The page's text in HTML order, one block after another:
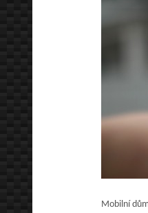
Mobilní